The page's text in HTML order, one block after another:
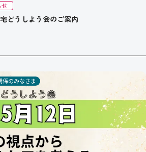
せ
どうしよう会のご案内
係のみなさま